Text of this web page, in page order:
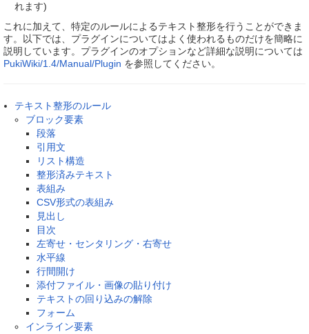
れます)
これに加えて、特定のルールによるテキスト整形を行うことができま
す。以下では、プラグインについてはよく使われるものだけを簡略に
説明しています。プラグインのオプションなど詳細な説明については
PukiWiki/1.4/Manual/Plugin を参照してください。
テキスト整形のルール
ブロック要素
段落
引用文
リスト構造
整形済みテキスト
表組み
CSV形式の表組み
見出し
目次
左寄せ・センタリング・右寄せ
水平線
行間開け
添付ファイル・画像の貼り付け
テキストの回り込みの解除
フォーム
インライン要素